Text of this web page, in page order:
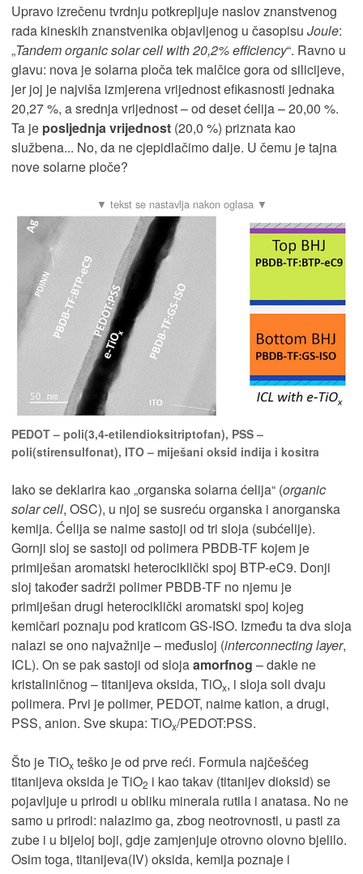
Upravo izrečenu tvrdnju potkrepljuje naslov znanstvenog
rada kineskih znanstvenika objavljenog u časopisu Joule:
„Tandem organic solar cell with 20,2% efficiency“. Ravno u
glavu: nova je solarna ploča tek malčice gora od silicijeve,
jer joj je najviša izmjerena vrijednost efikasnosti jednaka
20,27 %, a srednja vrijednost – od deset ćelija – 20,00 %.
Ta je posljednja vrijednost (20,0 %) priznata kao
službena... No, da ne cjepidlačimo dalje. U čemu je tajna
nove solarne ploče?
PEDOT – poli(3,4-etilendioksitriptofan), PSS –
poli(stirensulfonat), ITO – miješani oksid indija i kositra
Iako se deklarira kao „organska solarna ćelija“ (organic
solar cell, OSC), u njoj se susreću organska i anorganska
kemija. Ćelija se naime sastoji od tri sloja (subćelije).
Gornji sloj se sastoji od polimera PBDB-TF kojem je
primiješan aromatski heterociklički spoj BTP-eC9. Donji
sloj također sadrži polimer PBDB-TF no njemu je
primiješan drugi heterociklički aromatski spoj kojeg
kemičari poznaju pod kraticom GS-ISO. Između ta dva sloja
nalazi se ono najvažnije – međusloj (interconnecting layer,
ICL). On se pak sastoji od slojaamorfnog – dakle ne
kristaliničnog – titanijeva oksida, TiOx, i sloja soli dvaju
polimera. Prvi je polimer, PEDOT, naime kation, a drugi,
PSS, anion. Sve skupa: TiOx/PEDOT:PSS.
Što je TiOx teško je od prve reći. Formula najčešćeg
titanijeva oksida je TiO2 i kao takav (titanijev dioksid) se
pojavljuje u prirodi u obliku minerala rutila i anatasa. No ne
samo u prirodi: nalazimo ga, zbog neotrovnosti, u pasti za
zube i u bijeloj boji, gdje zamjenjuje otrovno olovno bjelilo.
Osim toga, titanijeva(IV) oksida, kemija poznaje i